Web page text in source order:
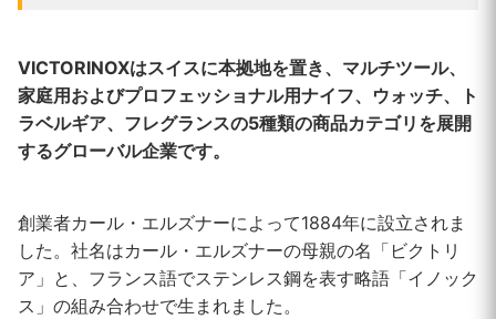
VICTORINOXはスイスに本拠地を置き、マルチツール、
家庭用およびプロフェッショナル用ナイフ、ウォッチ、ト
ラベルギア、フレグランスの5種類の商品カテゴリを展開
するグローバル企業です。
創業者カール・エルズナーによって1884年に設立されま
した。社名はカール・エルズナーの母親の名「ビクトリ
ア」と、フランス語でステンレス鋼を表す略語「イノック
ス」の組み合わせで生まれました。